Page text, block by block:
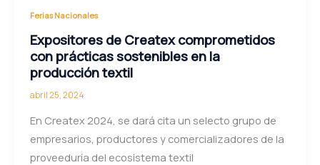
Ferias Nacionales
Expositores de Createx comprometidos
con prácticas sostenibles en la
producción textil
abril 25, 2024
En Createx 2024, se dará cita un selecto grupo de
empresarios, productores y comercializadores de la
proveeduría del ecosistema textil